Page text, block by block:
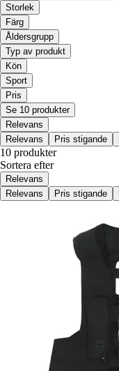
Storlek
Färg
Åldersgrupp
Typ av produkt
Kön
Sport
Pris
Se 10 produkter
Relevans
Relevans
Pris stigande
10 produkter
Sortera efter
Relevans
Relevans
Pris stigande